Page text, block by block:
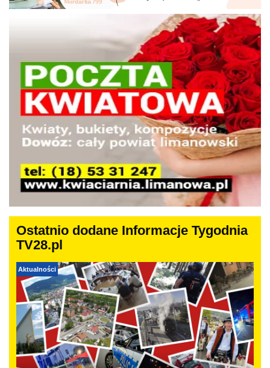
Ostatnio dodane Informacje Tygodnia
TV28.pl
Aktualności